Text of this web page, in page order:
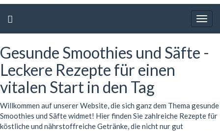
Gesunde Smoothies und Säfte -
Leckere Rezepte für einen
vitalen Start in den Tag
Willkommen auf unserer Website, die sich ganz dem Thema gesunde
Smoothies und Säfte widmet! Hier finden Sie zahlreiche Rezepte für
köstliche und nährstoffreiche Getränke, die nicht nur gut